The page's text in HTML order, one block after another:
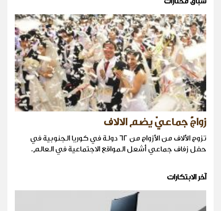
زواجٌ جماعيّ يضم الالاف
تزوج الألاف من الأزواج من 62 دولة في كوريا الجنوبية في
حفل زفاف جماعي أشعل المواقع الاجتماعية في العالم.
آخر الابتكارات